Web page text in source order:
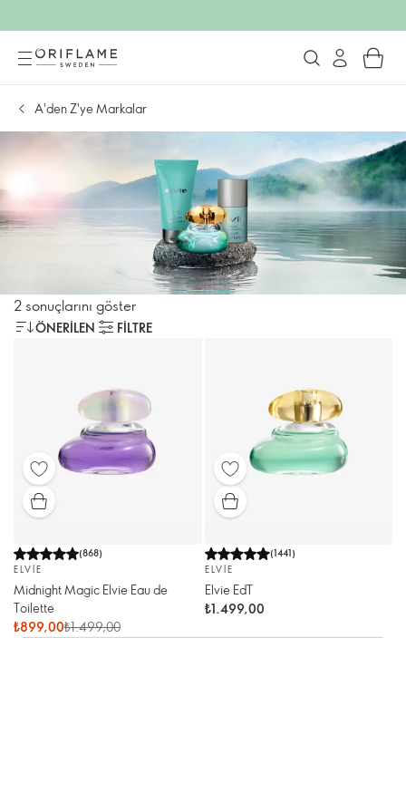
A'den Z'ye Markalar
2 sonuçlarını göster
ÖNERILEN FILTRE
(868)
ELVIE
Midnight Magic Elvie Eau de
Toilette
₺899,00₺1.499,00
(1441)
ELVIE
Elvie EdT
₺1.499,00